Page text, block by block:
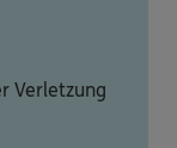
Verletzung